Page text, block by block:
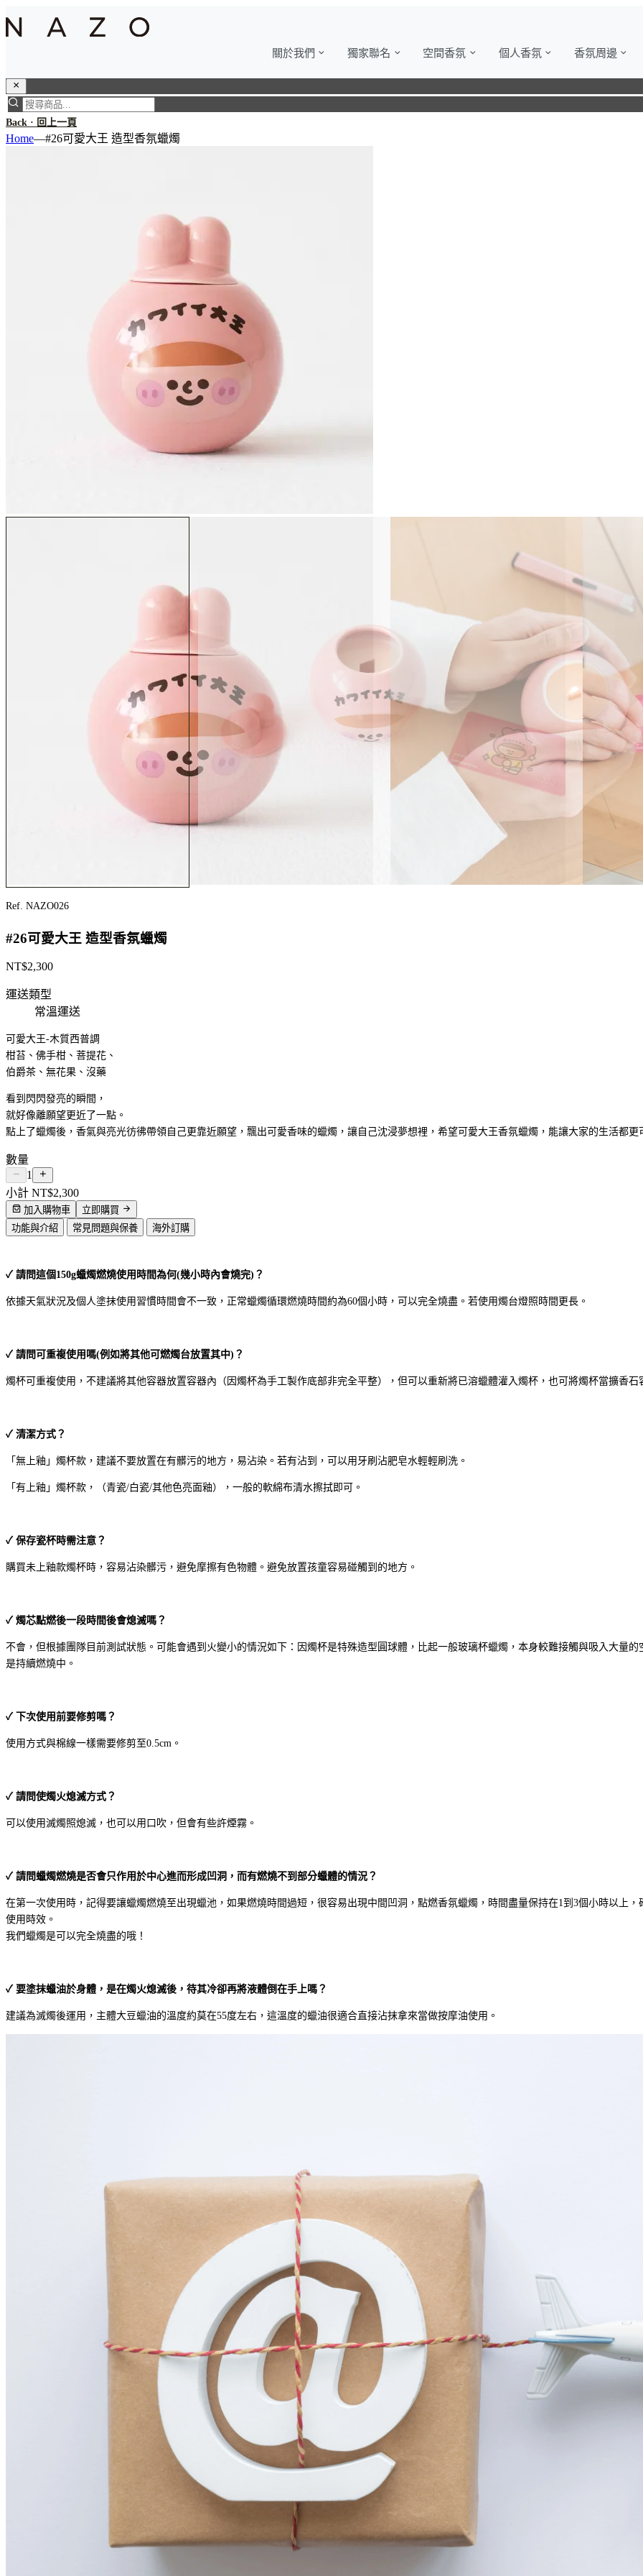
關於我們 獨家聯名 空間香氛 個人香氛 香氛周邊
Back · 回上一頁
Home—#26可愛大王 造型香氛蠟燭
Ref. NAZO026
#26可愛大王 造型香氛蠟燭
NT$2,300
運送類型
常溫運送
可愛大王-木質西普調
柑苔、佛手柑、菩提花、
伯爵茶、無花果、沒藥
看到閃閃發亮的瞬間，
就好像離願望更近了一點。
點上了蠟燭後，香氣與亮光彷彿帶領自己更靠近願望，飄出可愛香味的蠟燭，讓自己沈浸夢想裡，希望可愛大王香氛蠟燭，能讓大家的生活都更
數量
1
小計 NT$2,300
加入購物車
立即購買
功能與介紹
常見問題與保養 海外訂購
✓ 請問這個150g蠟燭燃燒使用時間為何(幾小時內會燒完)？
依據天氣狀況及個人塗抹使用習慣時間會不一致，正常蠟燭循環燃燒時間約為60個小時，可以完全燒盡。若使用燭台燈照時間更長。
✓ 請問可重複使用嗎(例如將其他可燃燭台放置其中)？
燭杯可重複使用，不建議將其他容器放置容器內（因燭杯為手工製作底部非完全平整），但可以重新將已溶蠟體灌入燭杯，也可將燭杯當擴香石
✓ 清潔方式？
「無上釉」燭杯款，建議不要放置在有髒污的地方，易沾染。若有沾到，可以用牙刷沾肥皂水輕輕刷洗。
「有上釉」燭杯款，（青瓷/白瓷/其他色亮面釉），一般的軟綿布清水擦拭即可。
✓ 保存瓷杯時需注意？
購買未上釉款燭杯時，容易沾染髒污，避免摩擦有色物體。避免放置孩童容易碰觸到的地方。
✓ 燭芯點燃後一段時間後會熄滅嗎？
不會，但根據團隊目前測試狀態。可能會遇到火變小的情況如下：因燭杯是特殊造型圓球體，比起一般玻璃杯蠟燭，本身較難接觸與吸入大量
是持續燃燒中。
✓ 下次使用前要修剪嗎？
使用方式與棉線一樣需要修剪至0.5cm。
✓ 請問使燭火熄滅方式？
可以使用滅燭照熄滅，也可以用口吹，但會有些許煙霧。
✓ 請問蠟燭燃燒是否會只作用於中心進而形成凹洞，而有燃燒不到部分蠟體的情況？
在第一次使用時，記得要讓蠟燭燃燒至出現蠟池，如果燃燒時間過短，很容易出現中間凹洞，點燃香氛蠟燭，時間盡量保持在1到3個小時以上
使用時效。
我們蠟燭是可以完全燒盡的哦！
✓ 要塗抹蠟油於身體，是在燭火熄滅後，待其冷卻再將液體倒在手上嗎？
建議為滅燭後運用，主體大豆蠟油的溫度約莫在55度左右，這溫度的蠟油很適合直接沾抹拿來當做按摩油使用。